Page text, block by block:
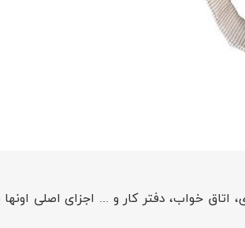
اتاق خواب، دفتر کار و ... اجزای اصلی